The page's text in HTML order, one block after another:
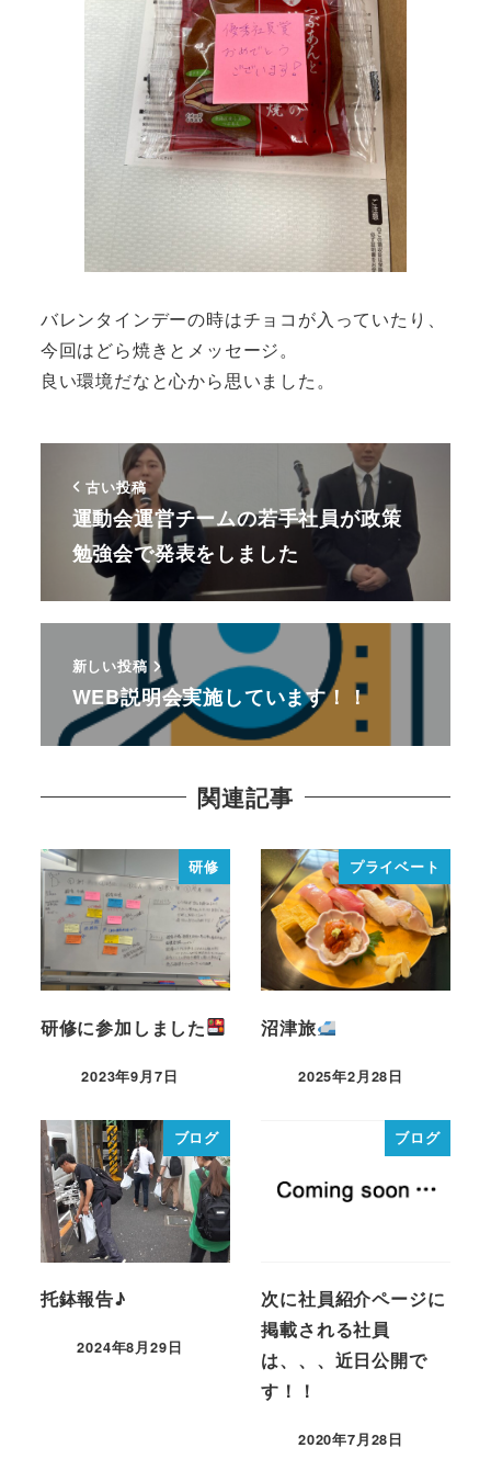
バレンタインデーの時はチョコが入っていたり、
今回はどら焼きとメッセージ。
良い環境だなと心から思いました。
古い投稿
運動会運営チームの若手社員が政策
勉強会で発表をしました
新しい投稿
WEB説明会実施しています！！
関連記事
研修
研修に参加しました
2023年9月7日
プライベート
沼津旅
2025年2月28日
ブログ
托鉢報告♪
2024年8月29日
ブログ
次に社員紹介ページに
掲載される社員
は、、、近日公開で
す！！
2020年7月28日